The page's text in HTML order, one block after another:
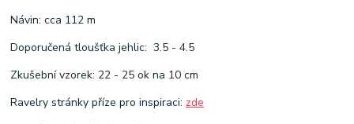
Návin: cca 112 m
Doporučená tloušťka jehlic: 3.5 - 4.5
Zkušební vzorek: 22 - 25 ok na 10 cm
Ravelry stránky příze pro inspiraci: zde